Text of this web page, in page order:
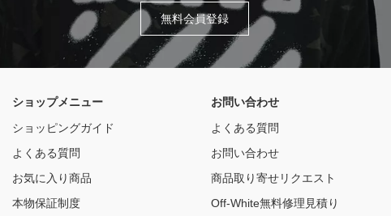
無料会員登録
ショップメニュー
ショッピングガイド
よくある質問
お気に入り商品
本物保証制度
お問い合わせ
よくある質問
お問い合わせ
商品取り寄せリクエスト
Off-White無料修理見積り